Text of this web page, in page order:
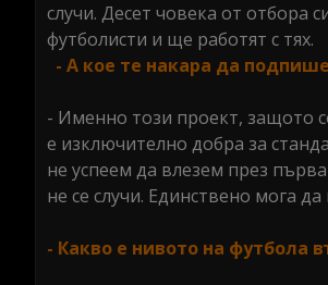
случи. Десет човека от отбора
футболисти и ще работят с тях.
- А кое те накара да
- Именно този проект, защото
е изключително добра за
не успеем да влезем през
не се случи. Единствено мога
- Какво е нивото на футбола